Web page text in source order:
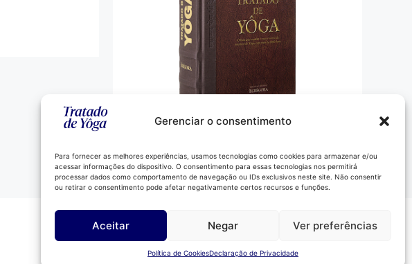
Gerenciar o consentimento
Para fornecer as melhores experiências, usamos tecnologias como cookies para armazenar e/ou
acessar informações do dispositivo. O consentimento para essas tecnologias nos permitirá
processar dados como comportamento de navegação ou IDs exclusivos neste site. Não consentir
ou retirar o consentimento pode afetar negativamente certos recursos e funções.
Aceitar Negar Ver preferências
Política de CookiesDeclaração de Privacidade
Instagram
LinkedIn